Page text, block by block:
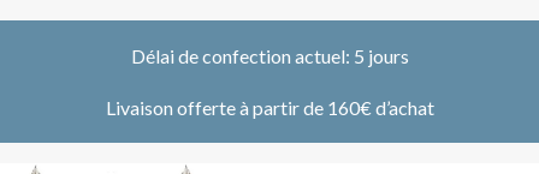
Délai de confection actuel: 5 jours
Livaison offerte à partir de 160€ d’achat